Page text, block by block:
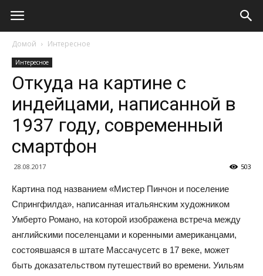
Домой Интересное
Интересное
Откуда на картине с
индейцами, написанной в
1937 году, современный
смартфон
28.08.2017 503
Картина под названием «Мистер Пинчон и поселение
Спрингфилда», написанная итальянским художником
Умберто Романо, на которой изображена встреча между
английскими поселенцами и коренными американцами,
состоявшаяся в штате Массачусетс в 17 веке, может
быть доказательством путешествий во времени. Уильям